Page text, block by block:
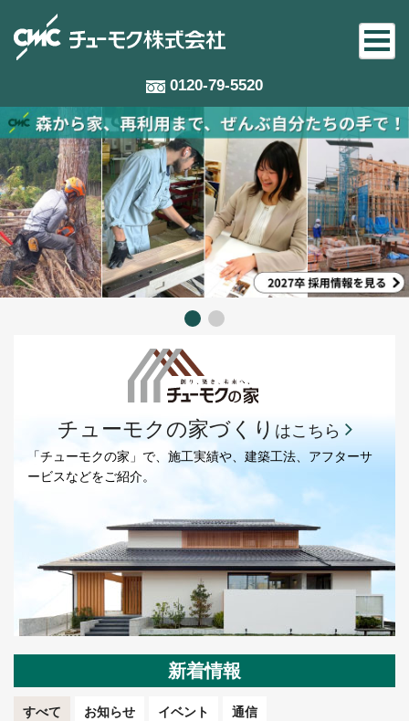
0120-79-5520
チューモクの家づくり はこちら
「チューモクの家」で、施工実績や、建築工法、アフターサ
ービスなどをご紹介。
新着情報
すべて お知らせ イベント 通信